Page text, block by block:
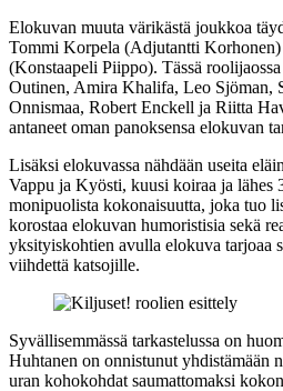
Elokuvan muuta värikästä joukkoa
Tommi Korpela (Adjutantti
(Konstaapeli Piippo). Tässä
Outinen, Amira Khalifa, Leo Sjöman,
Onnismaa, Robert Enckell ja Riitta
antaneet oman panoksensa elokuvan
Lisäksi elokuvassa nähdään useita
Vappu ja Kyösti, kuusi koiraa ja lähes
monipuolista kokonaisuutta, joka tuo
korostaa elokuvan humoristisia sekä
yksityiskohtien avulla elokuva tarjoaa
viihdettä katsojille.
Syvällisemmässä tarkastelussa on
Huhtanen on onnistunut yhdistämään
uran kohokohdat saumattomaksi